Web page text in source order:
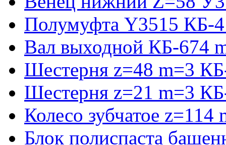
Полумуфта Y3515 КБ-
Вал выходной КБ-674
Шестерня z=48 m=3
Шестерня z=21 m=3
Колесо зубчатое
Блок полиспаста